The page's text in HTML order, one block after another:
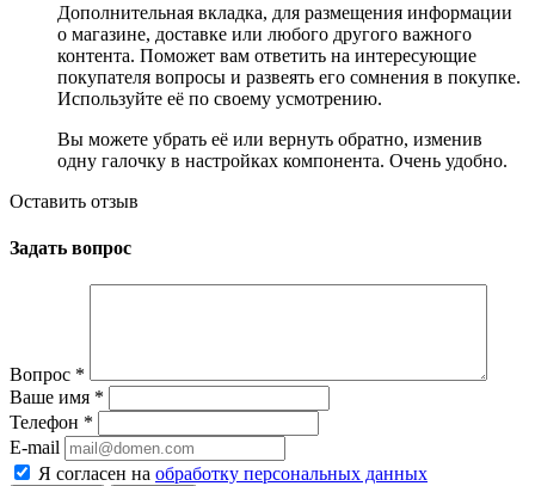
Дополнительная вкладка, для размещения информации
о магазине, доставке или любого другого важного
контента. Поможет вам ответить на интересующие
покупателя вопросы и развеять его сомнения в покупке.
Используйте её по своему усмотрению.
Вы можете убрать её или вернуть обратно, изменив
одну галочку в настройках компонента. Очень удобно.
Оставить отзыв
Задать вопрос
Вопрос *
Ваше имя *
Телефон *
E-mail
Я согласен на обработку персональных данных